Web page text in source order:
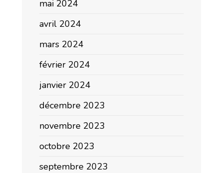
mai 2024
avril 2024
mars 2024
février 2024
janvier 2024
décembre 2023
novembre 2023
octobre 2023
septembre 2023